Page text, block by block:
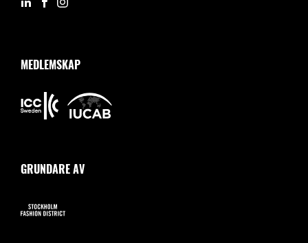
MEDLEMSKAP
GRUNDARE AV